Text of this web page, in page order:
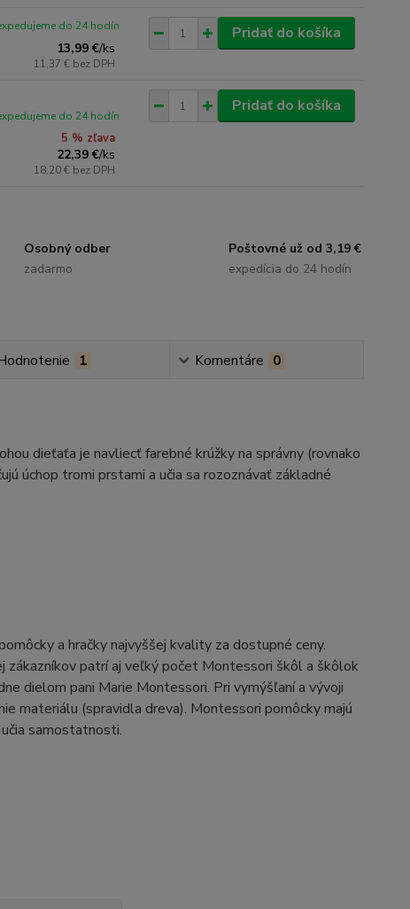
13,99 €/ks
11,37 € bez DPH
do 24 hodín Pridať do košíka
5 % zľava
22,39 €/ks
18,20 € bez DPH
do 24 hodín
Pridať do košíka
Osobný odber
zadarmo
Poštovné už od 3,19 €
expedícia do 24 hodín
1 Komentáre 0
dieťaťa je navliecť farebné krúžky na správny (rovnako
úchop tromi prstami a učia sa rozoznávať základné
a hračky najvyššej kvality za dostupné ceny.
zákazníkov patrí aj veľký počet Montessori škôl a škôlok
dielom pani Marie Montessori. Pri vymýšľaní a vývoji
materiálu (spravidla dreva). Montessori pomôcky majú
samostatnosti.